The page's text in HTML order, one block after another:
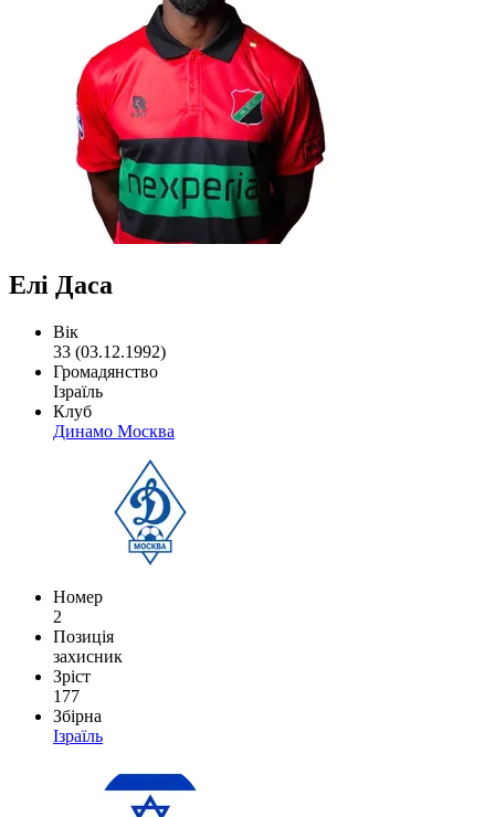
Елі Даса
Вік
33 (03.12.1992)
Громадянство
Ізраїль
Клуб
Динамо Москва
Номер
2
Позиція
захисник
Зріст
177
Збірна
Ізраїль